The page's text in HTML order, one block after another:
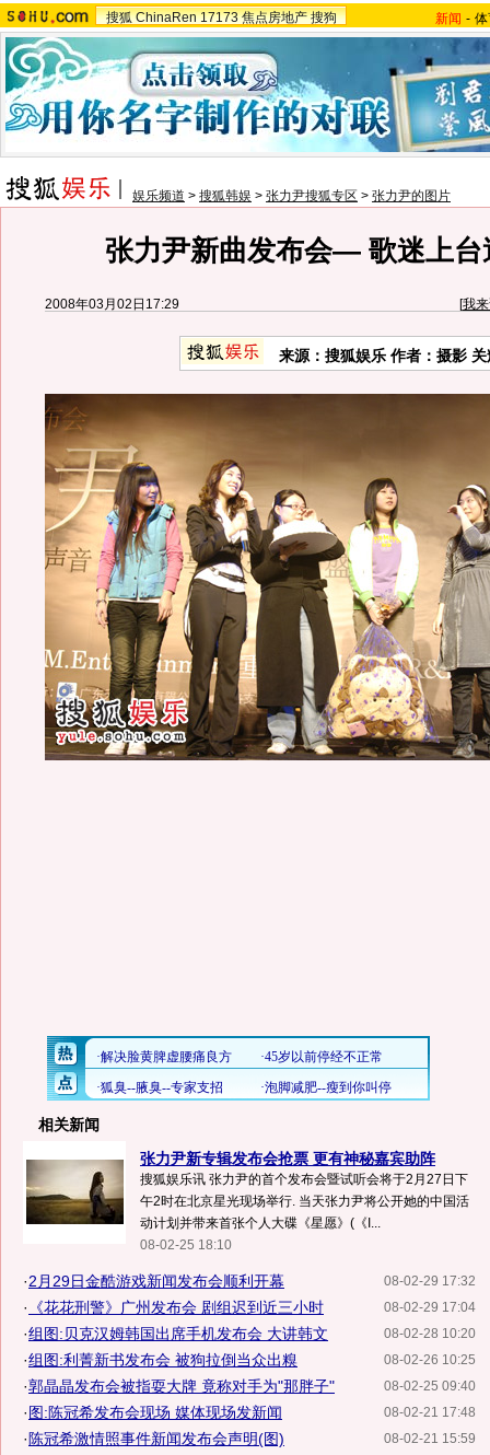
搜狐 ChinaRen 17173 焦点房地产 搜狗 新闻 -
娱乐频道 > 搜狐韩娱 > 张力尹搜狐专区 > 张力尹的图片
张力尹新曲发布会— 歌迷上台
2008年03月02日17:29 [我
来源：搜狐娱乐 作者：摄影 关
相关新闻
张力尹新专辑发布会抢票 更有神秘嘉宾助阵
搜狐娱乐讯 张力尹的首个发布会暨试听会将于2月27日下
午2时在北京星光现场举行. 当天张力尹将公开她的中国活
动计划并带来首张个人大碟《星愿》(《I...
08-02-25 18:10
08-02-29 17:32
·2月29日金酷游戏新闻发布会顺利开幕
08-02-29 17:04
· 《花花刑警》广州发布会 剧组迟到近三小时
08-02-28 10:20
·组图:贝克汉姆韩国出席手机发布会 大讲韩文
08-02-26 10:25
·组图:利菁新书发布会 被狗拉倒当众出糗
08-02-25 09:40
·郭晶晶发布会被指耍大牌 竟称对手为"那胖子"
08-02-21 17:48
·图:陈冠希发布会现场 媒体现场发新闻
08-02-21 15:59
· 陈冠希激情照事件新闻发布会声明(图)